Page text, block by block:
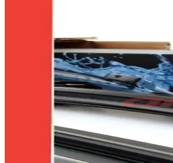
Bosch Aerotwin Volkswagen Golf
Volkswagen Golf 7 2013-2017 modelleri
Honda City için Bosch Arte Ön
Bosch Arte Honda City ön silecek takımı,
Bosch Aerotwin Renault Clio 4
Bosch Aerotwin Renault Clio 4 ön silecek